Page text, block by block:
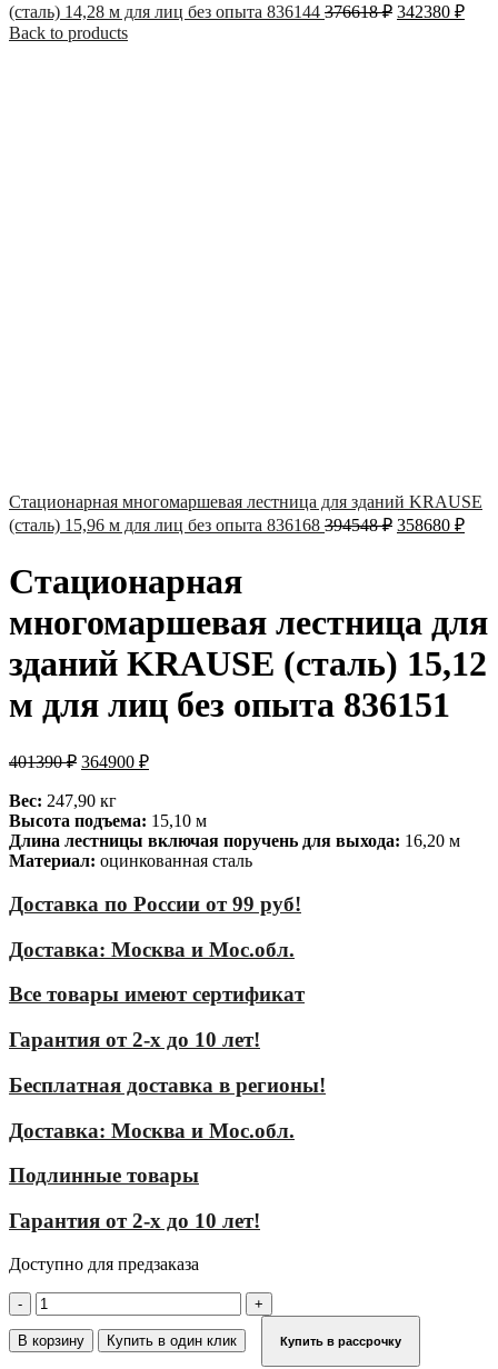
(сталь) 14,28 м для лиц без опыта 836144 376618₽ 342380 ₽
Back to products
Стационарная многомаршевая лестница для зданий KRAUSE
(сталь) 15,96 м для лиц без опыта 836168 394548₽ 358680 ₽
Стационарная
многомаршевая лестница для
зданий KRAUSE (сталь) 15,12
м для лиц без опыта 836151
401390₽ 364900 ₽
Вес: 247,90 кг
Высота подъема: 15,10 м
Длина лестницы включая поручень для выхода: 16,20 м
Материал: оцинкованная сталь
Доставка по России от 99 руб!
Доставка: Москва и Мос.обл.
Все товары имеют сертификат
Гарантия от 2-х до 10 лет!
Бесплатная доставка в регионы!
Доставка: Москва и Мос.обл.
Подлинные товары
Гарантия от 2-х до 10 лет!
Доступно для предзаказа
Количество
товара
Стационарная
В корзину Купить в один клик Купить в рассрочку